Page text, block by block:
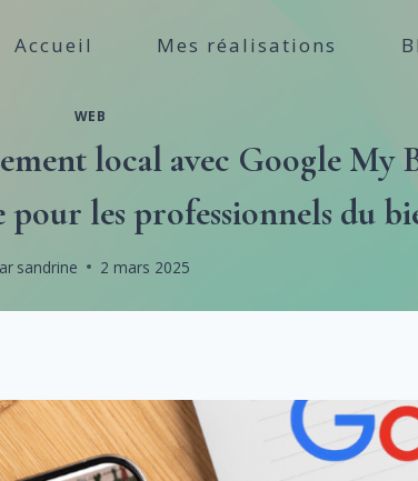
Accueil Mes réalisations
WEB
local avec Google My
les professionnels du
sandrine 2 mars 2025